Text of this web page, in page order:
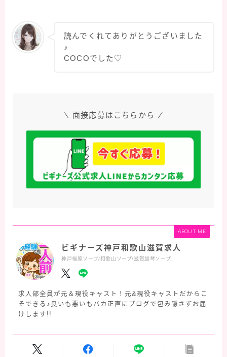
読んでくれてありがとうございました
♪
COCOでした♡
面接応募はこちらから
ABOUT ME
ビギナーズ神戸和歌山滋賀求人
神戸福原ソープ/和歌山ソープ/滋賀雄琴ソープ
求人部全員が元＆現役キャスト！元&現役キャストだからこ
そできる♪良いも悪いもバカ正直にブログで包み隠さずお届
けします!!